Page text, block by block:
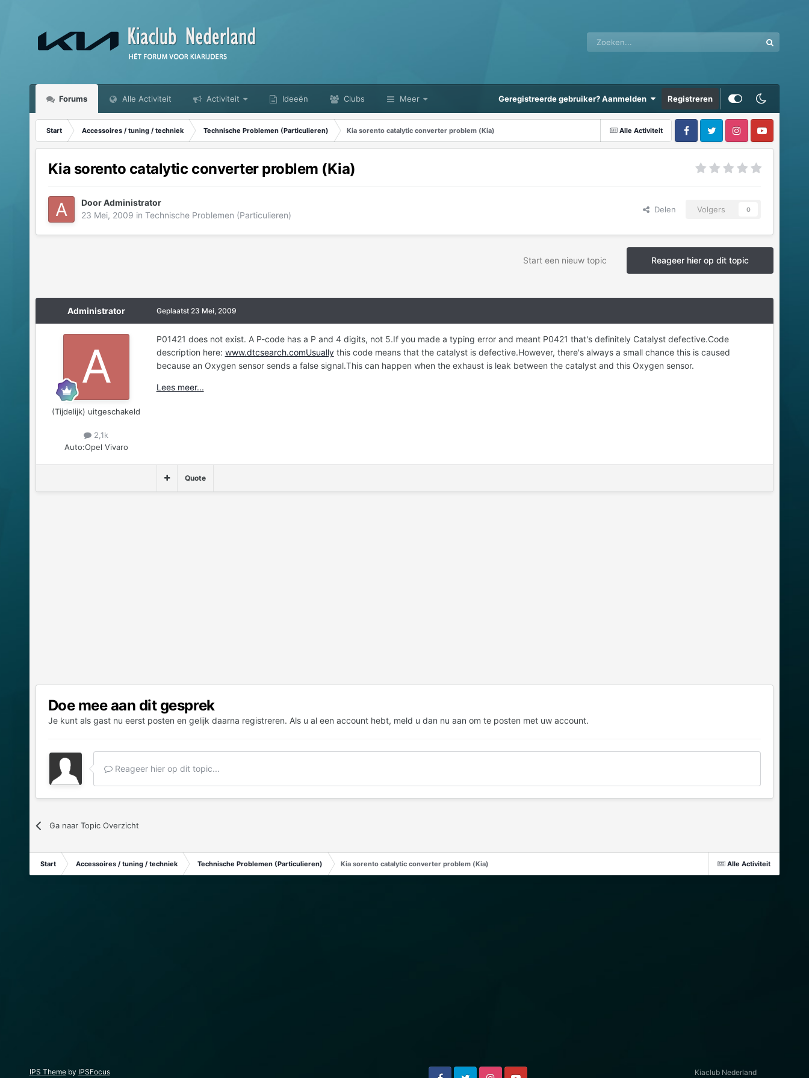
Forums Alle Activiteit Activiteit Ideeën Clubs Meer Geregistreerde gebruiker? Aanmelden Registreren
Alle Activiteit
Start Accessoires / tuning / techniek Technische Problemen (Particulieren) Kia sorento catalytic converter problem (Kia)
Kia sorento catalytic converter problem (Kia)
DoorAdministrator
23 Mei, 2009 in Technische Problemen (Particulieren)
Delen Volgers 0
Reageer hier op dit topic
Start een nieuw topic
Administrator
(Tijdelijk) uitgeschakeld
2,1k
Auto:Opel Vivaro
Geplaatst 23 Mei, 2009
P01421 does not exist. A P-code has a P and 4 digits, not 5.If you made a typing error and meant P0421 that's definitely Catalyst defective.Code
description here: www.dtcsearch.comUsuallythis code means that the catalyst is defective.However, there's always a small chance this is caused
because an Oxygen sensor sends a false signal.This can happen when the exhaust is leak between the catalyst and this Oxygen sensor.
Lees meer...
Quote
Doe mee aan dit gesprek
Je kunt als gast nu eerst posten en gelijk daarna registreren. Als u al een account hebt, meld u dan nu aan om te posten met uw account.
Reageer hier op dit topic...
Ga naar Topic Overzicht
Alle Activiteit
Start Accessoires / tuning / techniek Technische Problemen (Particulieren) Kia sorento catalytic converter problem (Kia)
IPS Themeby IPSFocus Kiaclub Nederland